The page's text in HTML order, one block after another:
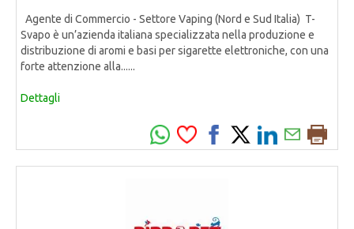
Agente di Commercio - Settore Vaping (Nord e Sud Italia) T-
Svapo è un’azienda italiana specializzata nella produzione e
distribuzione di aromi e basi per sigarette elettroniche, con una
forte attenzione alla......
Dettagli